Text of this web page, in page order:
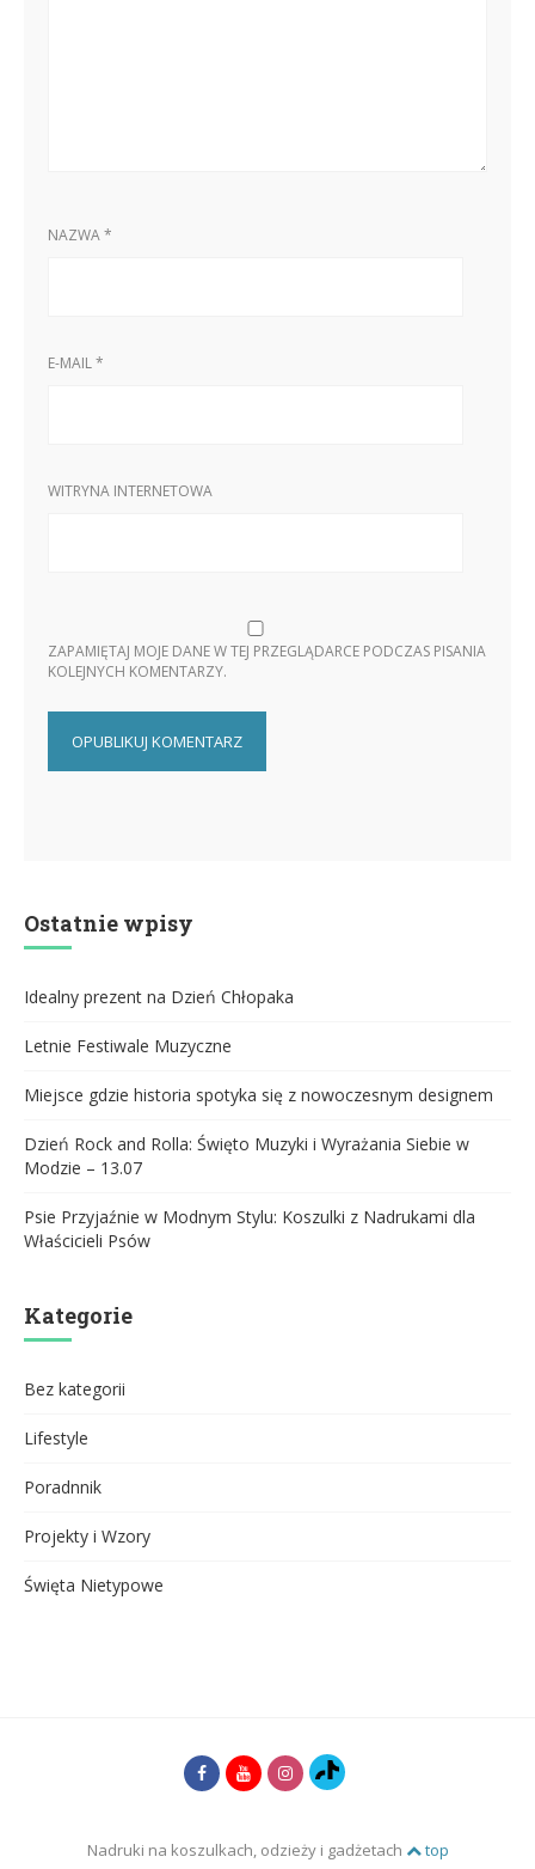
NAZWA*
E-MAIL*
WITRYNA INTERNETOWA
ZAPAMIĘTAJ MOJE DANE W TEJ PRZEGLĄDARCE PODCZAS PISANIA
KOLEJNYCH KOMENTARZY.
Ostatnie wpisy
Idealny prezent na Dzień Chłopaka
Letnie Festiwale Muzyczne
Miejsce gdzie historia spotyka się z nowoczesnym designem
Dzień Rock and Rolla: Święto Muzyki i Wyrażania Siebie w
Modzie – 13.07
Psie Przyjaźnie w Modnym Stylu: Koszulki z Nadrukami dla
Właścicieli Psów
Kategorie
Bez kategorii
Lifestyle
Poradnnik
Projekty i Wzory
Święta Nietypowe
Nadruki na koszulkach, odzieży i gadżetach top